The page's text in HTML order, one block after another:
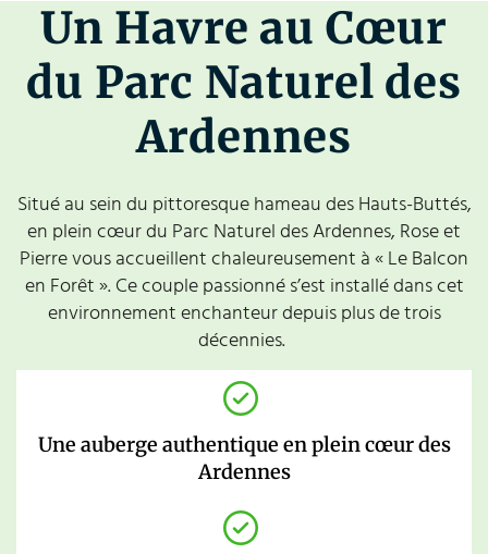
Un Havre au Cœur
du Parc Naturel des
Ardennes
Situé au sein du pittoresque hameau des Hauts-Buttés,
en plein cœur du Parc Naturel des Ardennes, Rose et
Pierre vous accueillent chaleureusement à « Le Balcon
en Forêt ». Ce couple passionné s’est installé dans cet
environnement enchanteur depuis plus de trois
décennies.
Une auberge authentique en plein cœur des
Ardennes